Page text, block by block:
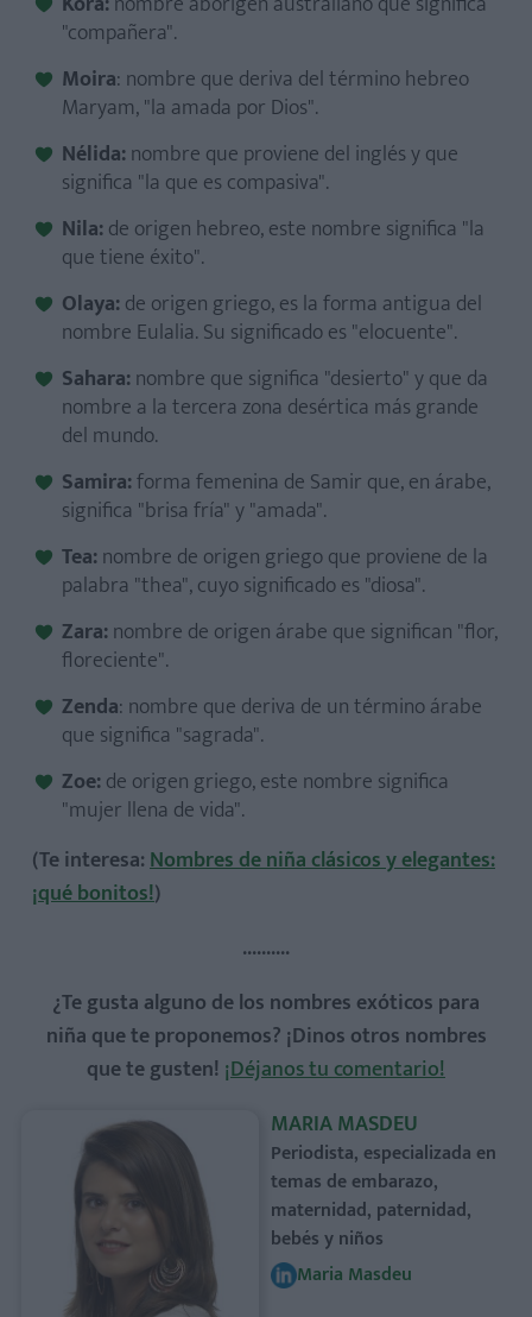
"compañera".
Moira: nombre que deriva del término hebreo
Maryam, "la amada por Dios".
Nélida:nombre que proviene del inglés y que
significa "la que es compasiva".
Nila:de origen hebreo, este nombre significa "la
que tiene éxito".
Olaya:de origen griego, es la forma antigua del
nombre Eulalia. Su significado es "elocuente".
Sahara:nombre que significa "desierto" y que da
nombre a la tercera zona desértica más grande
del mundo.
Samira:forma femenina de Samir que, en árabe,
significa "brisa fría" y "amada".
Tea:nombre de origen griego que proviene de la
palabra "thea", cuyo significado es "diosa".
Zara:nombre de origen árabe que significan "flor,
floreciente".
Zenda: nombre que deriva de un término árabe
que significa "sagrada".
Zoe:de origen griego, este nombre significa
"mujer llena de vida".
(Te interesa:Nombres de niña clásicos y elegantes:
¡qué bonitos!)
..........
¿Te gusta alguno de los nombres exóticos para
niña que te proponemos? ¡Dinos otros nombres
que te gusten! ¡Déjanos tu comentario!
MARIA MASDEU
Periodista, especializada en
temas de embarazo,
maternidad, paternidad,
bebés y niños
Maria Masdeu